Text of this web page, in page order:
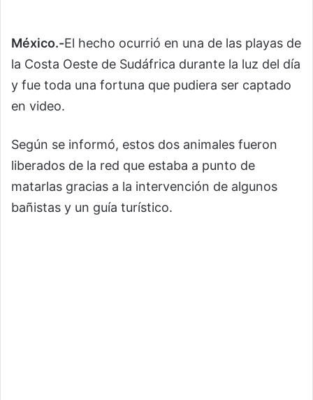
México.-El hecho ocurrió en una de las playas de
la Costa Oeste de Sudáfrica durante la luz del día
y fue toda una fortuna que pudiera ser captado
en video.
Según se informó, estos dos animales fueron
liberados de la red que estaba a punto de
matarlas gracias a la intervención de algunos
bañistas y un guía turístico.